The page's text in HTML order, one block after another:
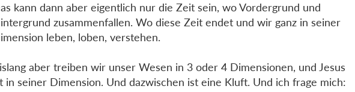
kann dann aber eigentlich nur die Zeit sein, wo Vordergrund und
zusammenfallen. Wo diese Zeit endet und wir ganz in seiner
leben, loben, verstehen.
aber treiben wir unser Wesen in 3 oder 4 Dimensionen, und Jesus
in seiner Dimension. Und dazwischen ist eine Kluft. Und ich frage mich: